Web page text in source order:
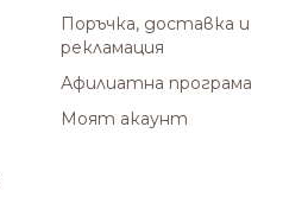
Поръчка, доставка и
рекламация
Афилиатна програма
Моят акаунт